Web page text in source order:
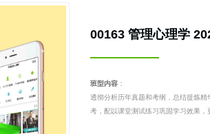
00163 管理心理学
班型内容：
透彻分析历年真题和考纲，总结提炼
考，配以课堂测试练习巩固学习效果，